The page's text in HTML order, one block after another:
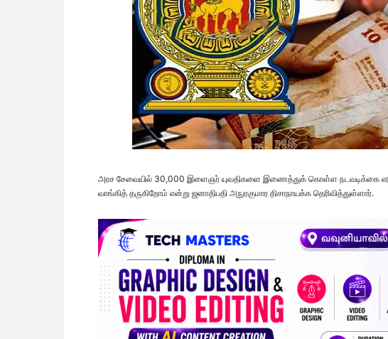
அரச சேவையில் 30,000 இளைஞர் யுவதிகளை இணைத்துக் கொள்ள நடவடிக்கை
வாங்கித் தருகிறோம் என்று ஜனாதிபதி அநுரகுமார திசாநாயக்க தெரிவித்துள்ளார்.